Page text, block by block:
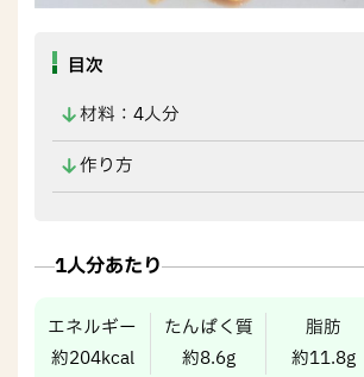
目次
材料：4人分
作り方
1人分あたり
エネルギー
約204kcal
たんぱく質
約8.6g
脂肪
約11.8g